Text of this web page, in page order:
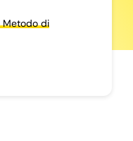
Metodo di